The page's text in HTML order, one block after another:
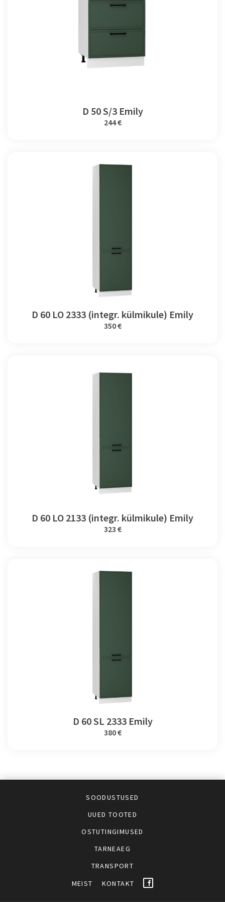
D 50 S/3 Emily
244 €
D 60 LO 2333 (integr. külmikule) Emily
350 €
D 60 LO 2133 (integr. külmikule) Emily
323 €
D 60 SL 2333 Emily
380 €
SOODUSTUSED
UUED TOOTED
OSTUTINGIMUSED
TARNEAEG
TRANSPORT
MEIST
KONTAKT